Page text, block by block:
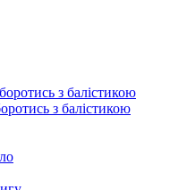
з балістикою